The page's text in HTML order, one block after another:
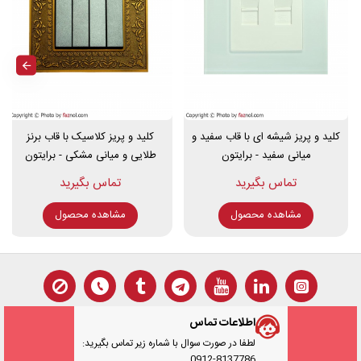
کلید تک پل
کلید دو پل
کلید سه پل
کلید چهار پل
پریز برق ارت دار
پریز + شارژ USB
آنتن و ماهواره
تلفن دوبل
شبکه کامپیوتر
زنگ
بیزر
ولوم صدا
کلید و پریز شیشه ای با قاب سفید و
میانی سفید - برایتون
مشاهده محصول
کلید و پریز کلاسیک با قاب برنز
طلایی و میانی مشکی - برایتون
مشاهده محصول
اطلاعات تماس
لطفا در صورت سوال با شماره زیر تماس بگیرید: